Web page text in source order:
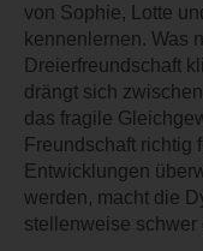
von Sophie, Lotte
kennenlernen. Was
Dreierfreundschaft
drängt sich
das fragile
Freundschaft richtig
Entwicklungen
werden, macht die
stellenweise schwer